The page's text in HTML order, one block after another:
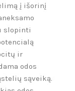
į išorinį
slopinti
ir
odos
sąveiką.